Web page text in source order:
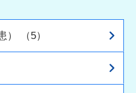
） （5）